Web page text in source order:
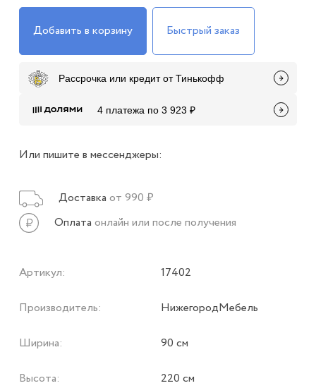
Добавить в корзину Быстрый заказ
Рассрочка или кредит от Тинькофф
4 платежа по 3 923 ₽
Или пишите в мессенджеры:
Доставка от 990 ₽
Оплата онлайн или после получения
Артикул: 17402
Производитель: НижегородМебель
Ширина: 90 см
Высота: 220 см